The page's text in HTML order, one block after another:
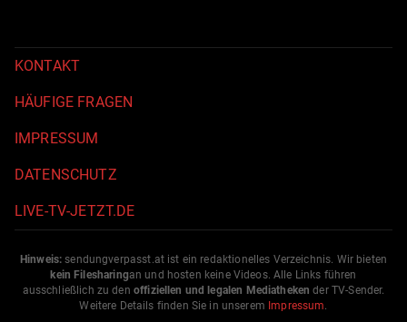
KONTAKT
HÄUFIGE FRAGEN
IMPRESSUM
DATENSCHUTZ
LIVE-TV-JETZT.DE
Hinweis: sendungverpasst.at ist ein redaktionelles Verzeichnis. Wir bieten
kein Filesharingan und hosten keine Videos. Alle Links führen
ausschließlich zu den offiziellen und legalen Mediatheken der TV-Sender.
Weitere Details finden Sie in unserem Impressum.